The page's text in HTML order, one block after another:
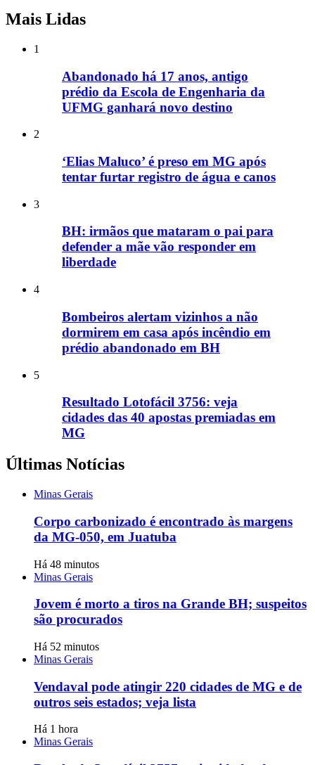
Mais Lidas
1
Abandonado há 17 anos, antigo
prédio da Escola de Engenharia da
UFMG ganhará novo destino
2
‘Elias Maluco’ é preso em MG após
tentar furtar registro de água e canos
3
BH: irmãos que mataram o pai para
defender a mãe vão responder em
liberdade
4
Bombeiros alertam vizinhos a não
dormirem em casa após incêndio em
prédio abandonado em BH
5
Resultado Lotofácil 3756: veja
cidades das 40 apostas premiadas em
MG
Últimas Notícias
Minas Gerais
Corpo carbonizado é encontrado às margens
da MG-050, em Juatuba
Há 48 minutos
Minas Gerais
Jovem é morto a tiros na Grande BH; suspeitos
são procurados
Há 52 minutos
Minas Gerais
Vendaval pode atingir 220 cidades de MG e de
outros seis estados; veja lista
Há 1 hora
Minas Gerais